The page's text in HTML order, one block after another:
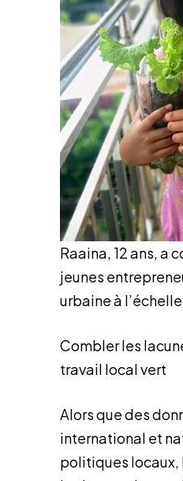
Raaina, 12 ans, a
jeunes
urbaine à
Combler les
travail local vert
Alors que des
international et
politiques locaux,